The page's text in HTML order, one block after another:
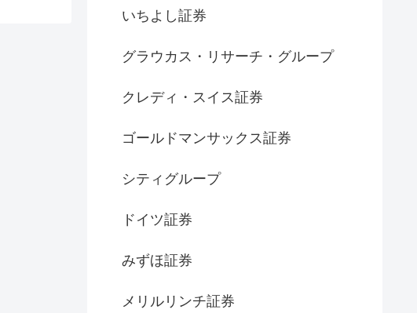
いちよし証券
グラウカス・リサーチ・グループ
クレディ・スイス証券
ゴールドマンサックス証券
シティグループ
ドイツ証券
みずほ証券
メリルリンチ証券